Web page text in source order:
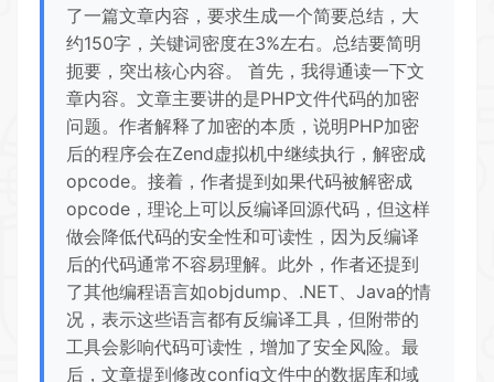
了一篇文章内容，要求生成一个简要总结，大
约150字，关键词密度在3%左右。总结要简明
扼要，突出核心内容。 首先，我得通读一下文
章内容。文章主要讲的是PHP文件代码的加密
问题。作者解释了加密的本质，说明PHP加密
后的程序会在Zend虚拟机中继续执行，解密成
opcode。接着，作者提到如果代码被解密成
opcode，理论上可以反编译回源代码，但这样
做会降低代码的安全性和可读性，因为反编译
后的代码通常不容易理解。此外，作者还提到
了其他编程语言如objdump、.NET、Java的情
况，表示这些语言都有反编译工具，但附带的
工具会影响代码可读性，增加了安全风险。最
后，文章提到修改config文件中的数据库和域